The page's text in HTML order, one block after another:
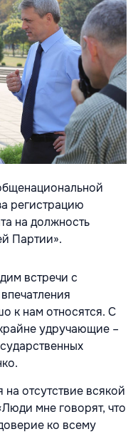
регистрацию
на должность
Партии».
встречи с
к нам относятся. С
удручающие –
отсутствие всякой
мне говорят, что
ко всему